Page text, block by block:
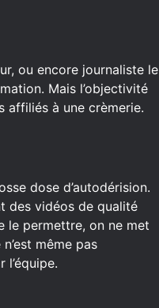
ou encore journaliste le
Mais l’objectivité
affiliés à une crèmerie.
dose d’autodérision.
des vidéos de qualité
le permettre, on ne met
même pas